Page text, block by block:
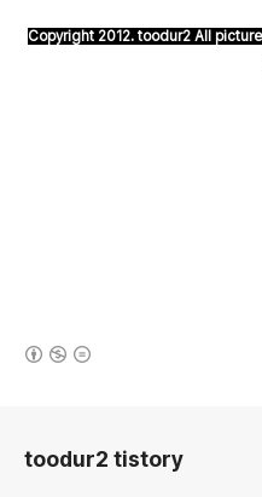
Copyright 2012. toodur2 All
toodur2 tistory